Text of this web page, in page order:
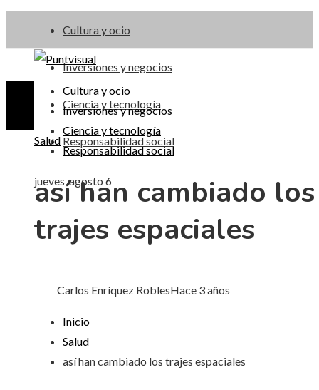
Cultura y ocio
Inversiones y negocios
Ciencia y tecnología
Responsabilidad social
jueves, agosto 6
Cultura y ocio
Inversiones y negocios
Ciencia y tecnología
Responsabilidad social
Salud
así han cambiado los
trajes espaciales
Carlos Enríquez RoblesHace 3 años
Inicio
Salud
así han cambiado los trajes espaciales